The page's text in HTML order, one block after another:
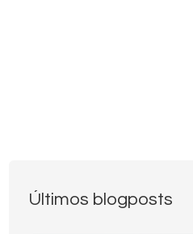
Últimos blogposts